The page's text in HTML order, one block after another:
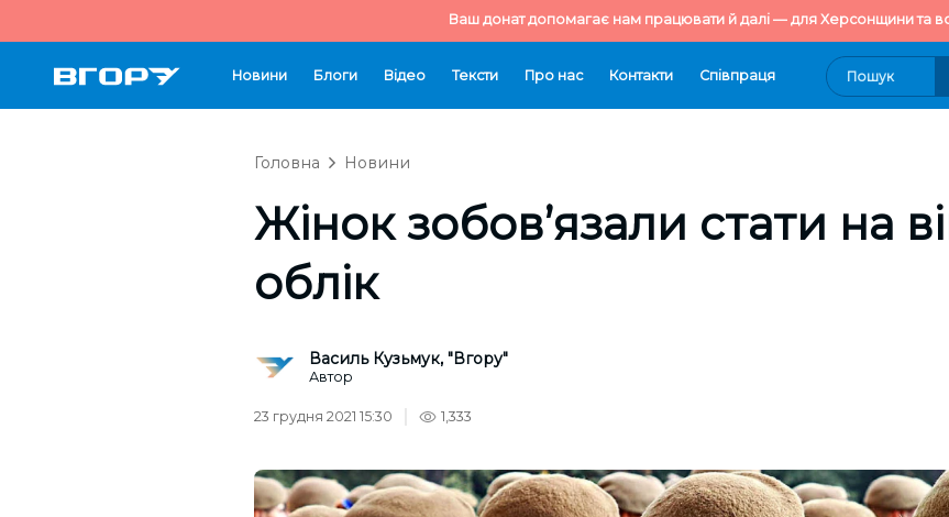
Ваш донат допомагає нам працювати й далі — для Херсонщини та
Новини Блоги Відео Тексти Про нас Контакти Cпівпраця
Головна Новини
Жінок зобов’язали стати на
облік
Василь Кузьмук, "Вгору"
Автор
23 грудня 2021 15:30 1,333